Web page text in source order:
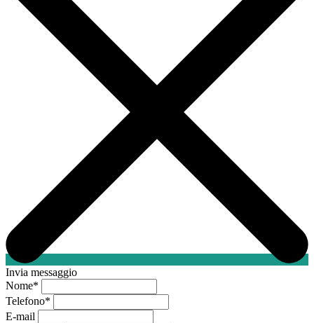
Invia messaggio
Nome*
Telefono*
E-mail